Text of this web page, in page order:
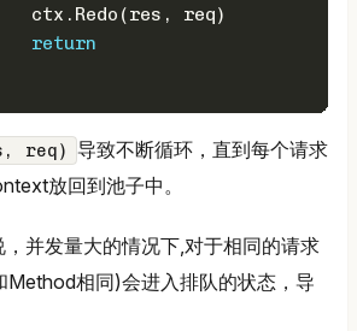
	ctx.Redo(res, req)
return
req) 导致不断循环，直到每个请求
放回到池子中。
并发量大的情况下,对于相同的请求
Method相同)会进入排队的状态，导